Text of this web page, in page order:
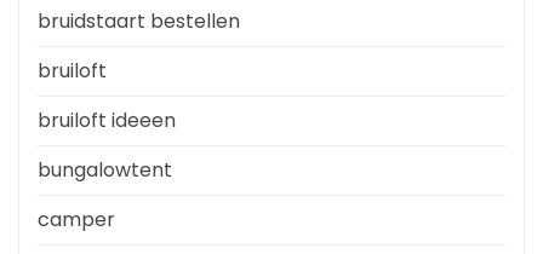
bruidstaart bestellen
bruiloft
bruiloft ideeen
bungalowtent
camper